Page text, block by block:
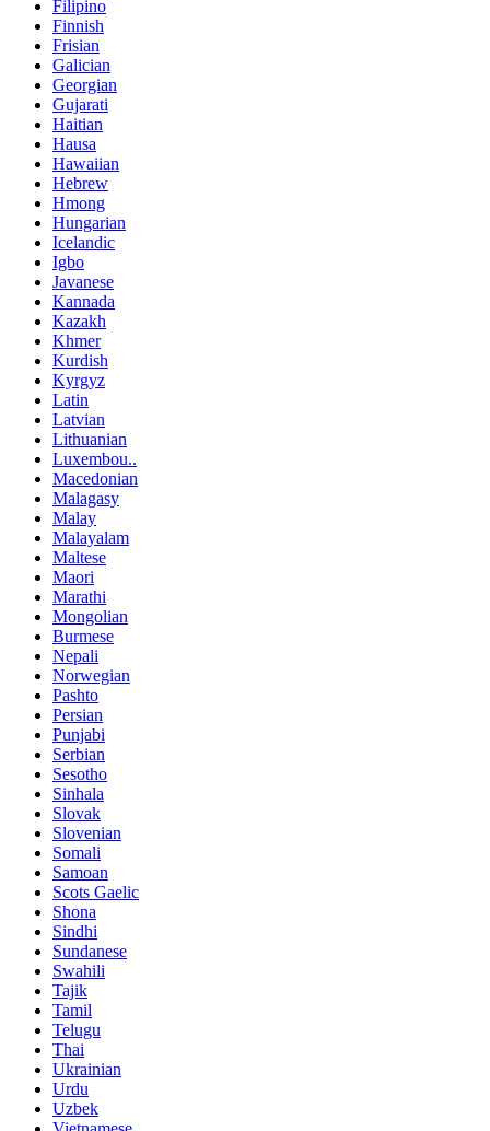
Filipino
Finnish
Frisian
Galician
Georgian
Gujarati
Haitian
Hausa
Hawaiian
Hebrew
Hmong
Hungarian
Icelandic
Igbo
Javanese
Kannada
Kazakh
Khmer
Kurdish
Kyrgyz
Latin
Latvian
Lithuanian
Luxembou..
Macedonian
Malagasy
Malay
Malayalam
Maltese
Maori
Marathi
Mongolian
Burmese
Nepali
Norwegian
Pashto
Persian
Punjabi
Serbian
Sesotho
Sinhala
Slovak
Slovenian
Somali
Samoan
Scots Gaelic
Shona
Sindhi
Sundanese
Swahili
Tajik
Tamil
Telugu
Thai
Ukrainian
Urdu
Uzbek